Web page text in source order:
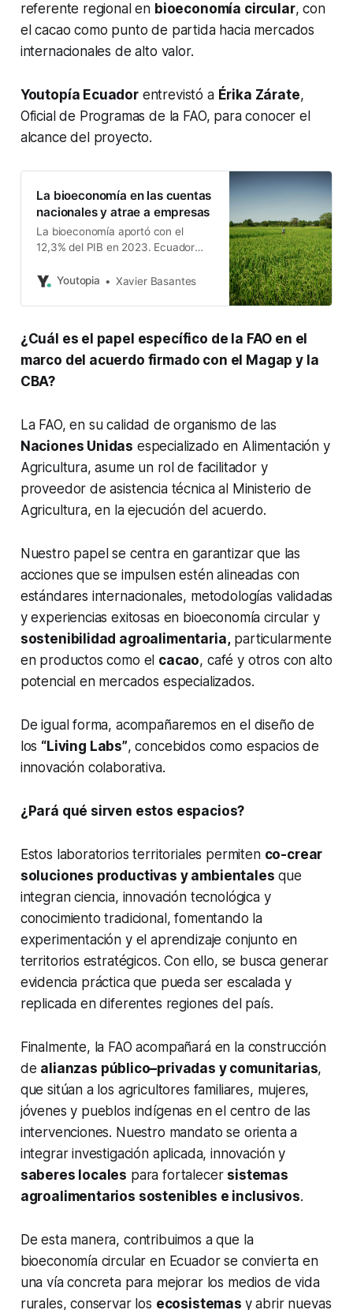
referente regional en bioeconomía circular, con
el cacao como punto de partida hacia mercados
internacionales de alto valor.
Youtopía Ecuadorentrevistó a Érika Zárate,
Oficial de Programas de la FAO, para conocer el
alcance del proyecto.
La bioeconomía en las cuentas
nacionales y atrae a empresas
La bioeconomía aportó con el
12,3% del PIB en 2023. Ecuador
mercado mundial de productos
Youtopia Xavier Basantes
¿Cuál es el papel específico de la FAO en el
marco del acuerdo firmado con el Magap y la
CBA?
La FAO, en su calidad de organismo de las
Naciones Unidas especializado en Alimentación y
Agricultura, asume un rol de facilitador y
proveedor de asistencia técnica al Ministerio de
Agricultura, en la ejecución del acuerdo.
Nuestro papel se centra en garantizar que las
acciones que se impulsen estén alineadas con
estándares internacionales, metodologías validadas
y experiencias exitosas en bioeconomía circular y
sostenibilidad agroalimentaria,particularmente
en productos como el cacao, café y otros con alto
potencial en mercados especializados.
De igual forma, acompañaremos en el diseño de
los “Living Labs”, concebidos como espacios de
innovación colaborativa.
¿Pará qué sirven estos espacios?
Estos laboratorios territoriales permiten co-crear
soluciones productivas y ambientales que
integran ciencia, innovación tecnológica y
conocimiento tradicional, fomentando la
experimentación y el aprendizaje conjunto en
territorios estratégicos. Con ello, se busca generar
evidencia práctica que pueda ser escalada y
replicada en diferentes regiones del país.
Finalmente, la FAO acompañará en la construcción
de alianzas público–privadas y comunitarias,
que sitúan a los agricultores familiares, mujeres,
jóvenes y pueblos indígenas en el centro de las
intervenciones. Nuestro mandato se orienta a
integrar investigación aplicada, innovación y
saberes locales para fortalecer sistemas
agroalimentarios sostenibles e inclusivos.
De esta manera, contribuimos a que la
bioeconomía circular en Ecuador se convierta en
una vía concreta para mejorar los medios de vida
rurales, conservar los ecosistemas y abrir nuevas